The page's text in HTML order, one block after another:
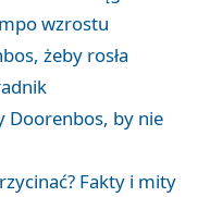
wzrostu
żeby rosła
Doorenbos, by nie
Fakty i mity